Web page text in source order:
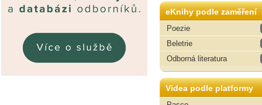
eKnihy podle zaměření
Poezie
Beletrie
Odborná literatura
Videa podle platformy